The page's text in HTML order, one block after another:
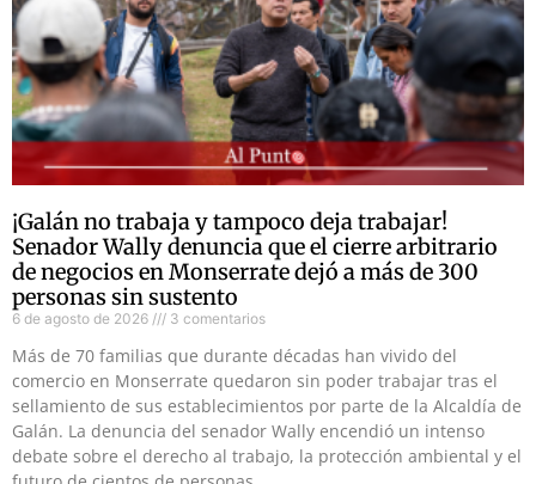
¡Galán no trabaja y tampoco deja trabajar!
Senador Wally denuncia que el cierre arbitrario
de negocios en Monserrate dejó a más de 300
personas sin sustento
6 de agosto de 2026 3 comentarios
Más de 70 familias que durante décadas han vivido del
comercio en Monserrate quedaron sin poder trabajar tras el
sellamiento de sus establecimientos por parte de la Alcaldía de
Galán. La denuncia del senador Wally encendió un intenso
debate sobre el derecho al trabajo, la protección ambiental y el